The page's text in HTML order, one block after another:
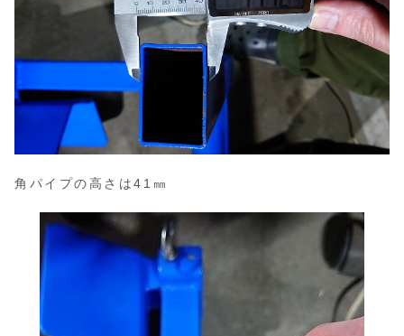
角パイプの高さは41㎜